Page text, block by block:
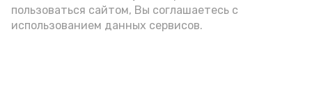
пользоваться сайтом, Вы соглашаетесь с
использованием данных сервисов.
Видео: управление пресс-службы и информации
администрации губернатора АО